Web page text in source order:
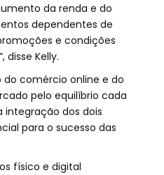
da renda e do
dependentes de
e condições
disse Kelly.
do comércio online e do
pelo equilíbrio cada
integração dos dois
para o sucesso das
físico e digital